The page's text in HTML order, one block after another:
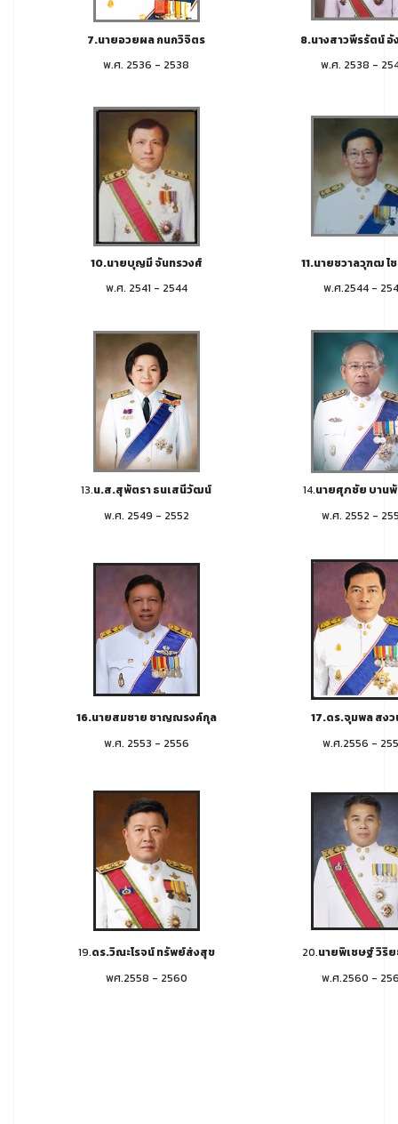
7.นายอวยผล กนกวิจิตร
8.นางสาวพีรรัตน์ อั
พ.ศ. 2536 - 2538
พ.ศ. 2538 -
10.นายบุญมี จันทรวงศ์
11.นายชวาลวุฑฒ ไ
พ.ศ. 2541 - 2544
พ.ศ.2544 -
13.น.ส.สุพัตรา ธนเสนีวัฒน์ 14.นายศุภชัย บาน
พ.ศ. 2549 - 2552
พ.ศ. 2552 -
16.นายสมชาย ชาญณรงค์กุล
17.ดร.จุมพล สง
พ.ศ. 2553 - 2556
พ.ศ.2556 -
19.ดร.วิณะโรจน์ ทรัพย์ส่งสุข 20.นายพิเชษฐ์ วิริย
พศ.2558 - 2560
พ.ศ.2560 -